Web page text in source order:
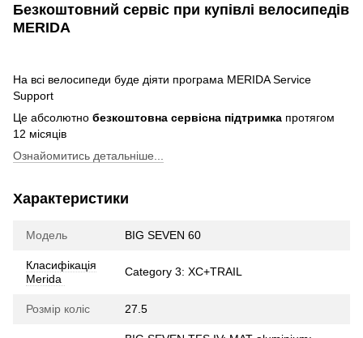
Безкоштовний сервіс при купівлі велосипедів
MERIDA
На всі велосипеди буде діяти програма MERIDA Service
Support
Це абсолютно безкоштовна сервісна підтримка протягом
12 місяців
Ознайомитись детальніше...
Характеристики
Модель BIG SEVEN 60
Класифікація
Merida
Category 3: XC+TRAIL
Розмір коліс 27.5